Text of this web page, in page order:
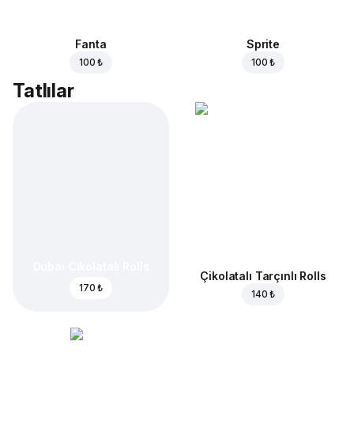
Fanta
100 ₺
Sprite
100 ₺
Tatlılar
170 ₺
Çikolatalı Tarçınlı Rolls
140 ₺